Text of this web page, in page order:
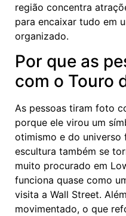
região concentra
para encaixar tudo em
organizado.
Por que as
com o Touro
As pessoas tiram foto
porque ele virou um
otimismo e do universo
escultura também se
muito procurado em
funciona quase como
visita a Wall Street.
movimentado, o que